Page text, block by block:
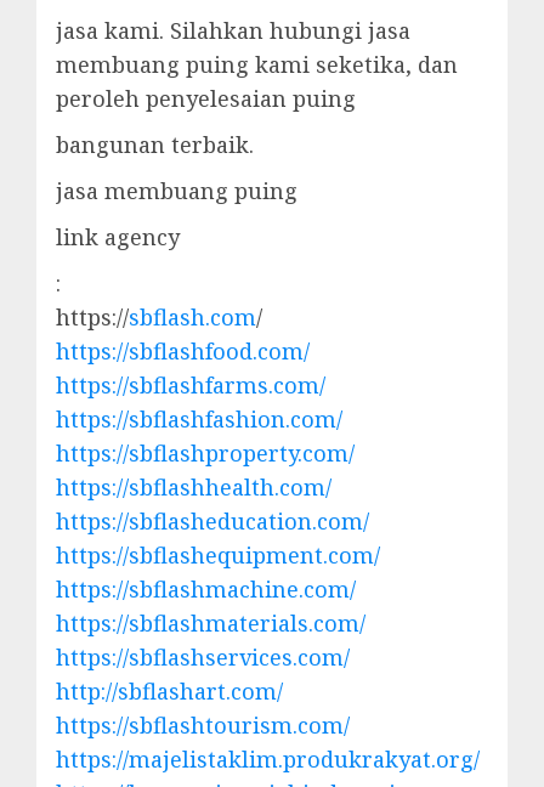
jasa kami. Silahkan hubungi jasa
membuang puing kami seketika, dan
peroleh penyelesaian puing
bangunan terbaik.
jasa membuang puing
link agency
:
https://sbflash.com/
https://sbflashfood.com/
https://sbflashfarms.com/
https://sbflashfashion.com/
https://sbflashproperty.com/
https://sbflashhealth.com/
https://sbflasheducation.com/
https://sbflashequipment.com/
https://sbflashmachine.com/
https://sbflashmaterials.com/
https://sbflashservices.com/
http://sbflashart.com/
https://sbflashtourism.com/
https://majelistaklim.produkrakyat.org/